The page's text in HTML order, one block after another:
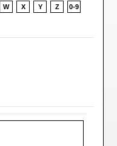
W X Y Z 0-9